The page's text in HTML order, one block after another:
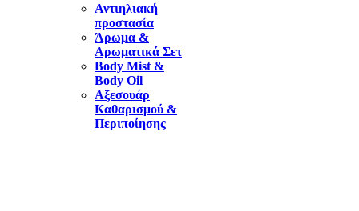
Αντιηλιακή
προστασία
Άρωμα &
Αρωματικά Σετ
Body Mist &
Body Oil
Αξεσουάρ
Καθαρισμού &
Περιποίησης